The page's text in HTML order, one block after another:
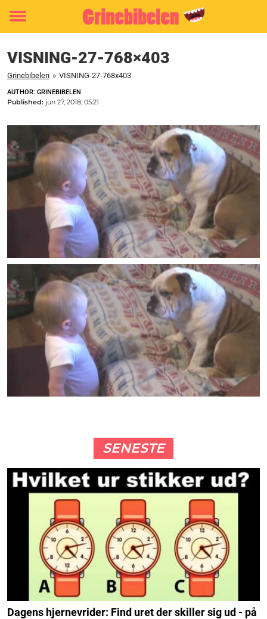
Toggle
VISNING-27-768×403
Grinebibelen » VISNING-27-768x403
AUTHOR: GRINEBIBELEN
Published: jun 27, 2018, 05:21
SENESTE
Dagens hjernevrider: Find uret der skiller sig ud - på